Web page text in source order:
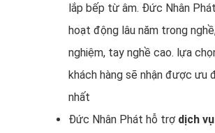
lắp bếp từ âm. Đức Nhân
hoạt động lâu năm trong
nghiệm, tay nghề cao. lựa
khách hàng sẽ nhận được ưu
nhất
Đức Nhân Phát hỗ trợ dịch